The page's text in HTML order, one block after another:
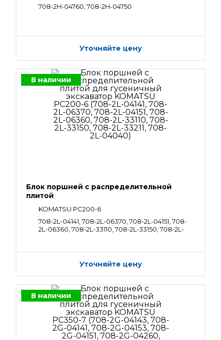
708-2H-04760, 708-2H-04750
Уточняйте цену
В наличии
Блок поршней c распределительной
плитой
KOMATSU PC200-6
708-2L-04141, 708-2L-06370, 708-2L-04151, 708-
2L-06360, 708-2L-33110, 708-2L-33150, 708-2L-
Уточняйте цену
В наличии